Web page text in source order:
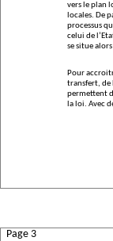
vers le plan
locales. De
processus
celui de
se situe
Pour
transfert, de
permettent
la loi. Avec
Page 3